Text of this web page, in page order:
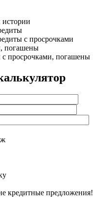
истории
с просрочками
погашены
просрочками, погашены
кредитные предложения!